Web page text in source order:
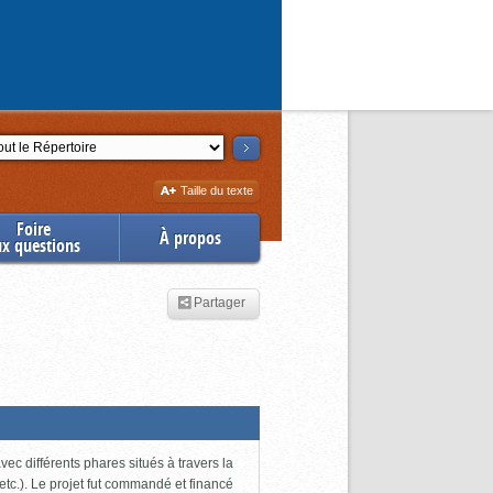
Augmenter
la
Taille du texte
Foire
questions À propos
Partager
différents phares situés à travers la
Le projet fut commandé et financé